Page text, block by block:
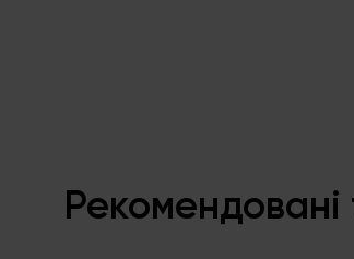
Рекомендовані